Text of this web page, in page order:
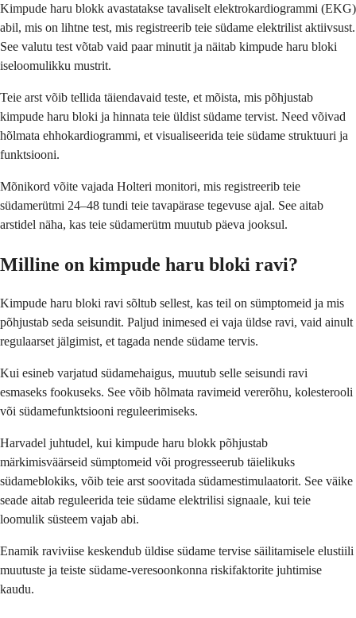
Kimpude haru blokk avastatakse tavaliselt elektrokardiogrammi (EKG)
abil, mis on lihtne test, mis registreerib teie südame elektrilist aktiivsust.
See valutu test võtab vaid paar minutit ja näitab kimpude haru bloki
iseloomulikku mustrit.
Teie arst võib tellida täiendavaid teste, et mõista, mis põhjustab
kimpude haru bloki ja hinnata teie üldist südame tervist. Need võivad
hõlmata ehhokardiogrammi, et visualiseerida teie südame struktuuri ja
funktsiooni.
Mõnikord võite vajada Holteri monitori, mis registreerib teie
südamerütmi 24–48 tundi teie tavapärase tegevuse ajal. See aitab
arstidel näha, kas teie südamerütm muutub päeva jooksul.
Milline on kimpude haru bloki ravi?
Kimpude haru bloki ravi sõltub sellest, kas teil on sümptomeid ja mis
põhjustab seda seisundit. Paljud inimesed ei vaja üldse ravi, vaid ainult
regulaarset jälgimist, et tagada nende südame tervis.
Kui esineb varjatud südamehaigus, muutub selle seisundi ravi
esmaseks fookuseks. See võib hõlmata ravimeid vererõhu, kolesterooli
või südamefunktsiooni reguleerimiseks.
Harvadel juhtudel, kui kimpude haru blokk põhjustab
märkimisväärseid sümptomeid või progresseerub täielikuks
südameblokiks, võib teie arst soovitada südamestimulaatorit. See väike
seade aitab reguleerida teie südame elektrilisi signaale, kui teie
loomulik süsteem vajab abi.
Enamik raviviise keskendub üldise südame tervise säilitamisele elustiili
muutuste ja teiste südame-veresoonkonna riskifaktorite juhtimise
kaudu.